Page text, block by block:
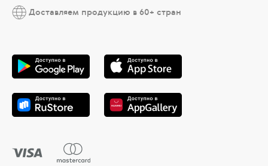
Доставляем продукцию в 60+ стран